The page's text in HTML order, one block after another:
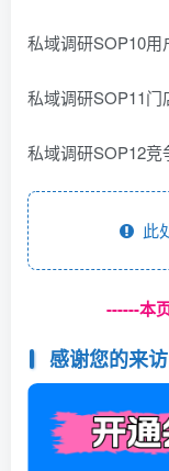
私域调研SOP10用
私域调研SOP11门
私域调研SOP12
此
------本
感谢您的来